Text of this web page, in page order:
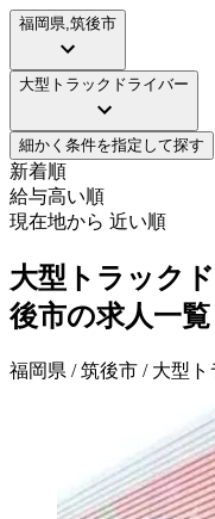
福岡県,筑後市
大型トラックドライバー
細かく条件を指定して探す
新着順
給与高い順
現在地から 近い順
大型トラック
後市の求人一覧
福岡県 / 筑後市 / 大型